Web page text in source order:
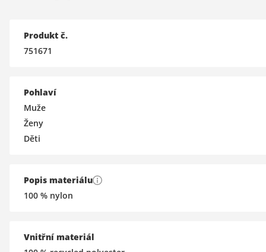
Produkt č.
751671
Pohlaví
Muže
Ženy
Děti
Popis materiálu
100 % nylon
Vnitřní materiál